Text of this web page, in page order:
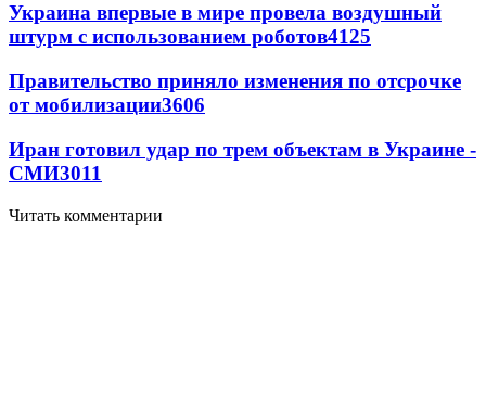
Украина впервые в мире провела воздушный
штурм с использованием роботов4125
Правительство приняло изменения по отсрочке
от мобилизации3606
Иран готовил удар по трем объектам в Украине -
СМИ3011
Читать комментарии